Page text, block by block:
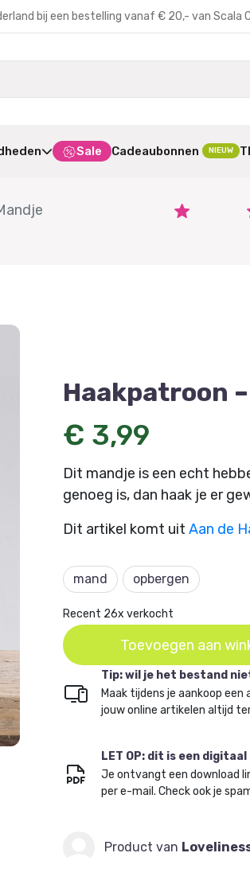
bij een bestelling vanaf € 20,- van Scala
Sale Cadeaubonnen NIEUW
Haakpatroon
€ 3,99
Dit mandje is een echt
genoeg is, dan haak je er
Dit artikel komt uit Aan de
mand opbergen
Recent 26x verkocht
Toevoegen aan
Tip: wil je het bestand
Maak tijdens je aankoop
jouw online artikelen altijd
LET OP: dit is een
Je ontvangt een download
per e-mail. Check ook je
Product van